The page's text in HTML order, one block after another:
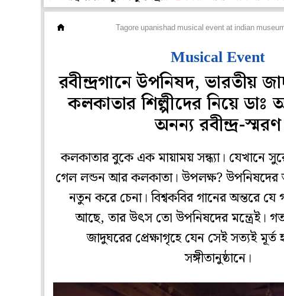
Tagore upanishad musical event at indian
Musical Event
রবীন্দ্রগানে উপনিষদ, ভারতীয়
কলকাতার শিল্পীদের নিয়ে
অনন্য রবীন্দ্র-স্মরণ
কলকাতার বুকে এক মায়াময় সন্ধ্যা। যেখানে
গেল লন্ডন আর কলকাতা। উপলক্ষ? উপনিষদের
নতুন করে চেনা। বিশ্বকবির গানের অন্তরে যে
আছে, তার উৎস তো উপনিষদের মন্ত্রেই।
জাদুঘরের প্রেক্ষাগৃহে যেন সেই সত্যই
সঙ্গীতানুষ্ঠানে।